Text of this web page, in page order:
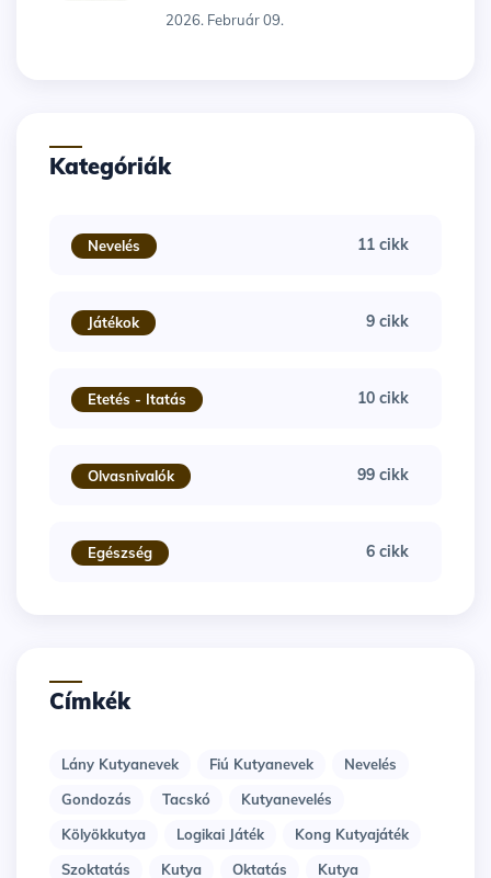
2026. Február 09.
Kategóriák
Nevelés 11 cikk
Játékok 9 cikk
Etetés - Itatás 10 cikk
Olvasnivalók 99 cikk
Egészség 6 cikk
Címkék
Lány Kutyanevek Fiú Kutyanevek
Nevelés
Gondozás
Tacskó
Kutyanevelés
Kölyökkutya
Logikai Játék
Kong Kutyajáték
Szoktatás
Kutya Oktatás Kutya